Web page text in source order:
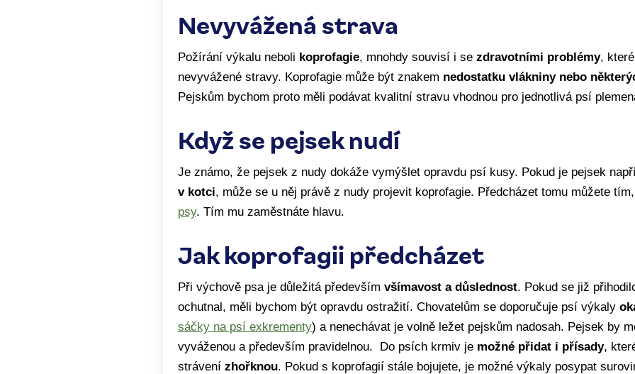
Nevyvážená strava
Požírání výkalu neboli koprofagie, mnohdy souvisí i se zdravotními problémy,
nevyvážené stravy. Koprofagie může být znakem nedostatku vlákniny nebo
Pejskům bychom proto měli podávat kvalitní stravu vhodnou pro jednotlivá psí
Když se pejsek nudí
Je známo, že pejsek z nudy dokáže vymýšlet opravdu psí kusy. Pokud je pejsek
v kotci, může se u něj právě z nudy projevit koprofagie. Předcházet tomu můžete
psy. Tím mu zaměstnáte hlavu.
Jak koprofagii předcházet
Při výchově psa je důležitá především všímavost a důslednost. Pokud se již
ochutnal, měli bychom být opravdu ostražití. Chovatelům se doporučuje psí výkaly
sáčky na psí exkrementy) a nenechávat je volně ležet pejskům nadosah. Pejsek by
vyváženou a především pravidelnou. Do psích krmiv je možné přidat i přísady,
strávení zhořknou. Pokud s koprofagií stále bojujete, je možné výkaly posypat